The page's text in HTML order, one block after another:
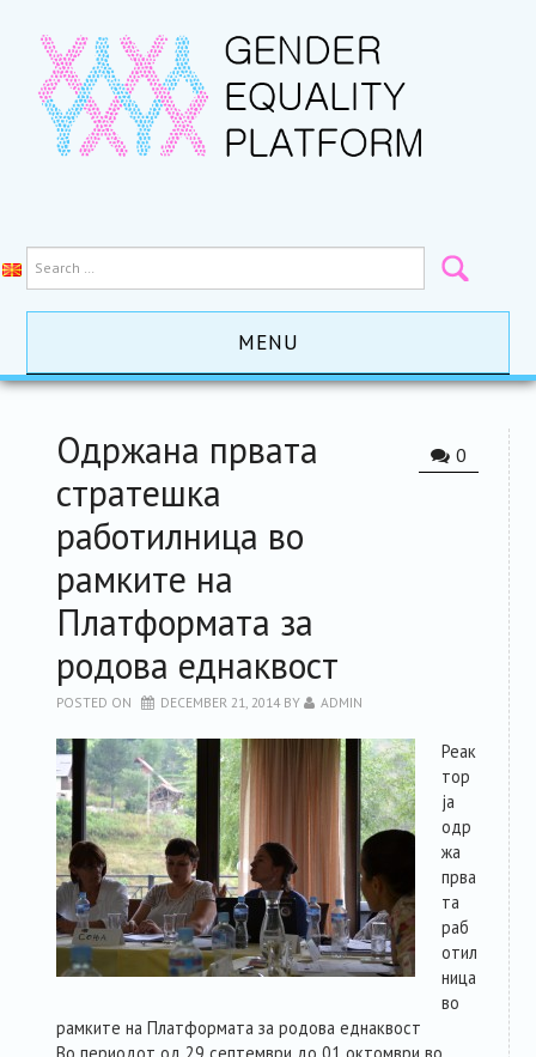
MENU
ACTIVITES
RESOURCES
ABOUT MEMBERS
FORUM
ABOUT PLATFORM
CONTACT
0
Одржана првата
стратешка
работилница во
рамките на
Платформата за
родова еднаквост
POSTED ON DECEMBER 21, 2014BY ADMIN
Реак
тор
ја
одр
жа
прва
та
раб
отил
ница
во
рамките на Платформата за родова еднаквост